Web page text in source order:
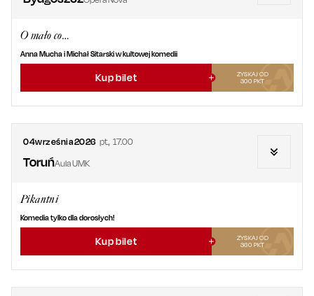
O mało co…
Anna Mucha i Michał Sitarski w kultowej komedii
Kup bilet
ZYSKAJ OD
300 PKT
04września2026 pt., 17.00
ToruńAula UMK
Pikantni
Komedia tylko dla dorosłych!
Kup bilet
ZYSKAJ OD
360 PKT